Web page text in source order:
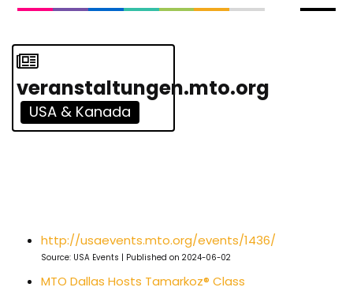
veranstaltungen.mto.org
USA & Kanada
http://usaevents.mto.org/events/1436/
Source: USA Events Published on 2024-06-02
MTO Dallas Hosts Tamarkoz® Class